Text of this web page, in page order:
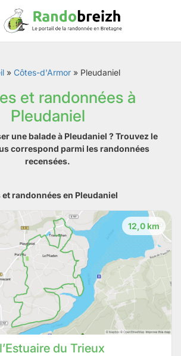
» Côtes-d'Armor» Pleudaniel
et randonnées à
Pleudaniel
une balade à Pleudaniel ? Trouvez le
correspond parmi les randonnées
recensées.
randonnées en Pleudaniel
12,0 km
du Trieux